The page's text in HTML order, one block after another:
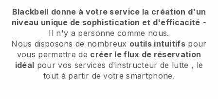
Blackbell donne à votre service la création d'un
niveau unique de sophistication et d'efficacité -
Il n'y a personne comme nous.
Nous disposons de nombreux outils intuitifs pour
vous permettre de créer le flux de réservation
idéal pour vos services d'instructeur de lutte , le
tout à partir de votre smartphone.